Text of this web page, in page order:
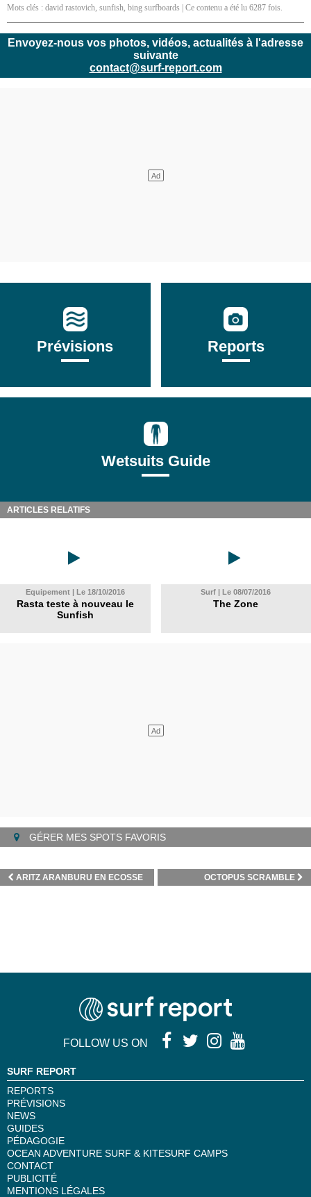
Mots clés : david rastovich, sunfish, bing surfboards | Ce contenu a été lu 6287 fois.
Envoyez-nous vos photos, vidéos, actualités à l'adresse
suivante
contact@surf-report.com
Prévisions Reports
Wetsuits Guide
ARTICLES RELATIFS
Equipement | Le 18/10/2016
Rasta teste à nouveau le
Sunfish
Surf | Le 08/07/2016
The Zone
GÉRER MES SPOTS FAVORIS
OCTOPUS SCRAMBLE
ARITZ ARANBURU EN ECOSSE
FOLLOW US ON
SURF REPORT
REPORTS
PRÉVISIONS
NEWS
GUIDES
PÉDAGOGIE
OCEAN ADVENTURE SURF & KITESURF CAMPS
CONTACT
PUBLICITÉ
MENTIONS LÉGALES